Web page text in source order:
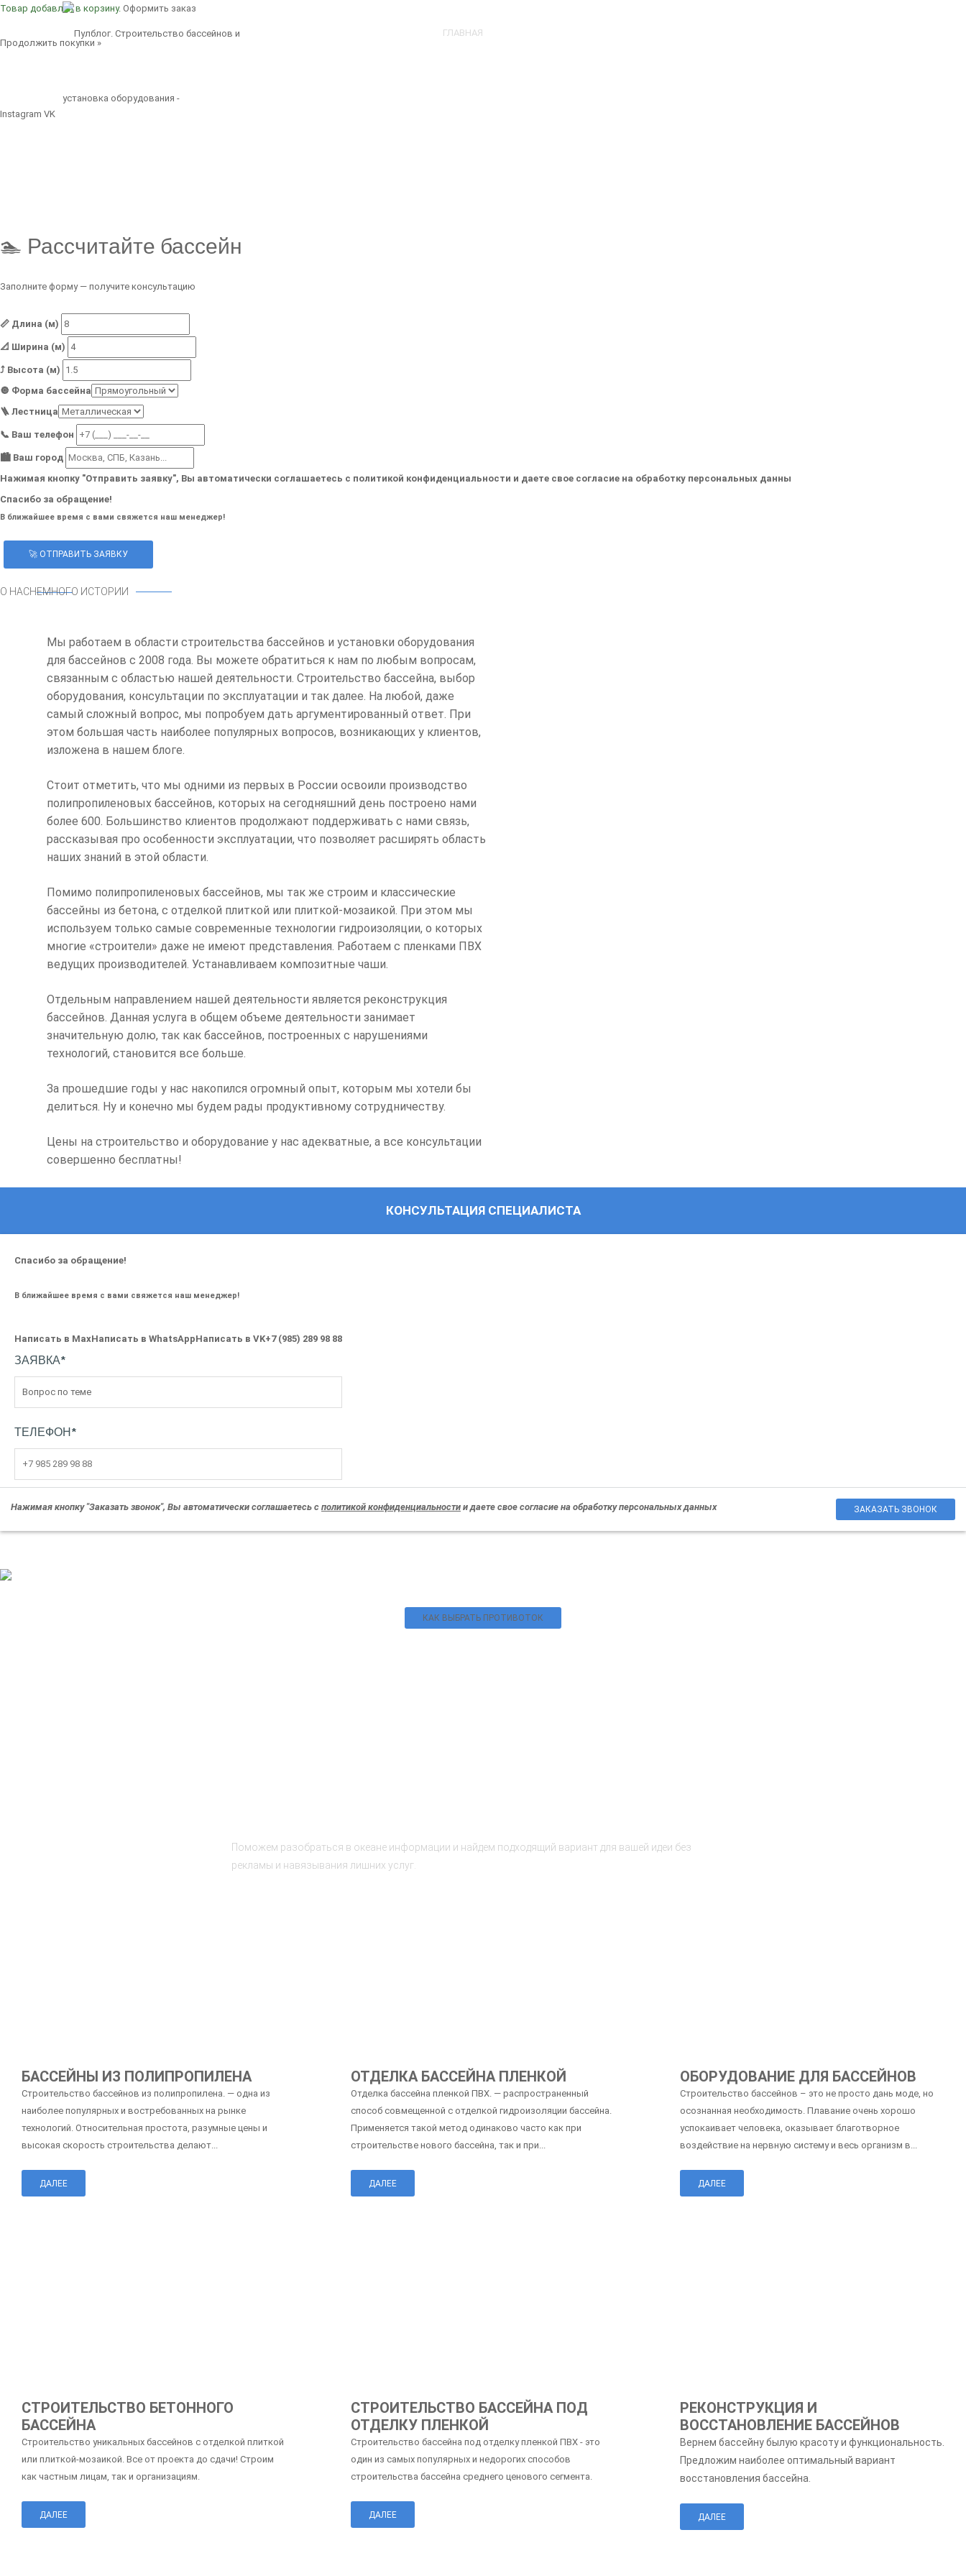
Товар добавлен в корзину. Оформить заказ
Продолжить покупки »
ГЛАВНАЯ
Instagram VK
🏊 Рассчитайте бассейн
Заполните форму — получите консультацию
📏 Длина (м)
📐 Ширина (м)
⤴️ Высота (м)
🔘 Форма бассейна
🪜 Лестница
📞 Ваш телефон
🏙️ Ваш город
Нажимая кнопку "Отправить заявку", Вы автоматически соглашаетесь с политикой конфиденциальности и даете свое согласие на обработку персональных данны
Спасибо за обращение!
В ближайшее время с вами свяжется наш менеджер!
🚀 ОТПРАВИТЬ ЗАЯВКУ
О НАСНЕМНОГО ИСТОРИИ
Мы работаем в области строительства бассейнов и установки оборудования
для бассейнов с 2008 года. Вы можете обратиться к нам по любым вопросам,
связанным с областью нашей деятельности. Строительство бассейна, выбор
оборудования, консультации по эксплуатации и так далее. На любой, даже
самый сложный вопрос, мы попробуем дать аргументированный ответ. При
этом большая часть наиболее популярных вопросов, возникающих у клиентов,
изложена в нашем блоге.
Стоит отметить, что мы одними из первых в России освоили производство
полипропиленовых бассейнов, которых на сегодняшний день построено нами
более 600. Большинство клиентов продолжают поддерживать с нами связь,
рассказывая про особенности эксплуатации, что позволяет расширять область
наших знаний в этой области.
Помимо полипропиленовых бассейнов, мы так же строим и классические
бассейны из бетона, с отделкой плиткой или плиткой-мозаикой. При этом мы
используем только самые современные технологии гидроизоляции, о которых
многие «строители» даже не имеют представления. Работаем с пленками ПВХ
ведущих производителей. Устанавливаем композитные чаши.
Отдельным направлением нашей деятельности является реконструкция
бассейнов. Данная услуга в общем объеме деятельности занимает
значительную долю, так как бассейнов, построенных с нарушениями
технологий, становится все больше.
За прошедшие годы у нас накопился огромный опыт, которым мы хотели бы
делиться. Ну и конечно мы будем рады продуктивному сотрудничеству.
Цены на строительство и оборудование у нас адекватные, а все консультации
совершенно бесплатны!
КОНСУЛЬТАЦИЯ СПЕЦИАЛИСТА
Спасибо за обращение!
В ближайшее время с вами свяжется наш менеджер!
Написать в MaxНаписать в WhatsAppНаписать в VK+7 (985) 289 98 88
ЗАЯВКА*
ТЕЛЕФОН*
Нажимая кнопку "Заказать звонок", Вы автоматически соглашаетесь с политикой конфиденциальности и даете свое согласие на обработку персональных данных ЗАКАЗАТЬ ЗВОНОК
КАК ВЫБРАТЬ ПРОТИВОТОК
Поможем разобраться в океане информации и найдем подходящий вариант для вашей идеи без
рекламы и навязывания лишних услуг.
БАССЕЙНЫ ИЗ ПОЛИПРОПИЛЕНА
Строительство бассейнов из полипропилена. — одна из
наиболее популярных и востребованных на рынке
технологий. Относительная простота, разумные цены и
высокая скорость строительства делают...
ДАЛЕЕ
ОТДЕЛКА БАССЕЙНА ПЛЕНКОЙ
Отделка бассейна пленкой ПВХ. — распространенный
способ совмещенной с отделкой гидроизоляции бассейна.
Применяется такой метод одинаково часто как при
строительстве нового бассейна, так и при...
ДАЛЕЕ
ОБОРУДОВАНИЕ ДЛЯ БАССЕЙНОВ
Строительство бассейнов – это не просто дань моде, но
осознанная необходимость. Плавание очень хорошо
успокаивает человека, оказывает благотворное
воздействие на нервную систему и весь организм в...
ДАЛЕЕ
СТРОИТЕЛЬСТВО БЕТОННОГО
БАССЕЙНА
Строительство уникальных бассейнов с отделкой плиткой
или плиткой-мозаикой. Все от проекта до сдачи! Строим
как частным лицам, так и организациям.
ДАЛЕЕ
СТРОИТЕЛЬСТВО БАССЕЙНА ПОД
ОТДЕЛКУ ПЛЕНКОЙ
Строительство бассейна под отделку пленкой ПВХ - это
один из самых популярных и недорогих способов
строительства бассейна среднего ценового сегмента.
ДАЛЕЕ
РЕКОНСТРУКЦИЯ И
ВОССТАНОВЛЕНИЕ БАССЕЙНОВ
Вернем бассейну былую красоту и функциональность.
Предложим наиболее оптимальный вариант
восстановления бассейна.
ДАЛЕЕ